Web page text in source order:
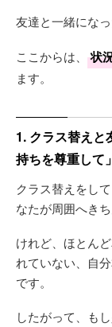
友達と一緒にな
ここからは、 状
ます。
1. クラス替えと
持ちを尊重して」
クラス替えをし
なたが周囲へき
けれど、ほとん
れていない、自
です。
したがって、も